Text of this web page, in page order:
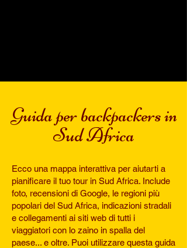
​Guida per backpackers in
Sud Africa
​Ecco una mappa interattiva per aiutarti a
pianificare il tuo tour in Sud Africa. Include
foto, recensioni di Google, le regioni più
popolari del Sud Africa, indicazioni stradali
e collegamenti ai siti web di tutti i
viaggiatori con lo zaino in spalla del
paese... e oltre. Puoi utilizzare questa guida